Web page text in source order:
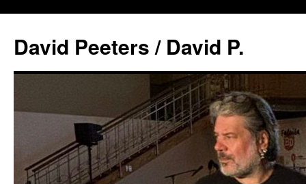
David Peeters / David P.